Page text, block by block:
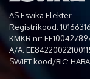
AS Esvika Elekter
Registrikood: 10166316
KMKR nr:
A/A:
SWIFT kood/BIC: